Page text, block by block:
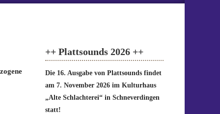
++ Plattsounds 2026 ++
Die 16. Ausgabe von Plattsounds findet
am 7. November 2026 im Kulturhaus
„Alte Schlachterei“ in Schneverdingen
statt!